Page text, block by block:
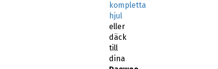
kompletta
hjul
eller
däck
till
dina